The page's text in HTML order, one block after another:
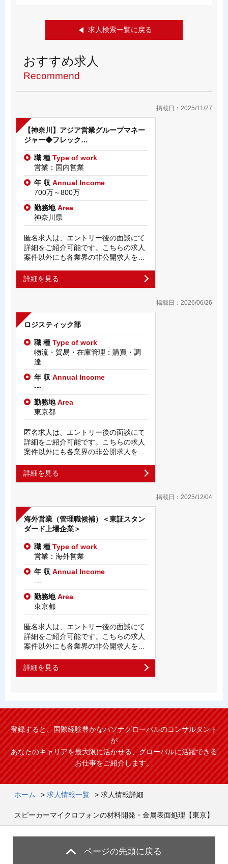
求人検索一覧に戻る
おすすめ求人
Recommend
掲載日：2025/11/27
【神奈川】アジア営業グループマネー
ジャー◆フレック…
職 種 Type of work
営業：国内営業
年 収 Annual Income
700万～800万
勤務地Area
神奈川県
匿名求人は、エントリー後の面談にて
詳細をご紹介可能です。こちらの求人
案件以外にも各業界の非公開求人を…
詳細を見る
掲載日：2026/06/26
ロジスティック部
職 種 Type of work
物流・貿易・在庫管理：購買・調
達
年 収 Annual Income
---
勤務地Area
東京都
匿名求人は、エントリー後の面談にて
詳細をご紹介可能です。こちらの求人
案件以外にも各業界の非公開求人を…
詳細を見る
掲載日：2025/12/04
海外営業（管理職候補）＜東証スタン
ダード上場企業＞
職 種 Type of work
営業：海外営業
年 収 Annual Income
---
勤務地Area
東京都
匿名求人は、エントリー後の面談にて
詳細をご紹介可能です。こちらの求人
案件以外にも各業界の非公開求人を…
詳細を見る
登録すると、国際経験豊かなパソナグローバルのコンサルタント
が
あなたのキャリアを最大限に活かせる、グローバルに活躍できる
お仕事をご紹介します。
ホーム > 求人情報一覧 > 求人情報詳細
スピーカーマイクロフォンの材料開発・金属表面処理【東京】
ページの先頭に戻る